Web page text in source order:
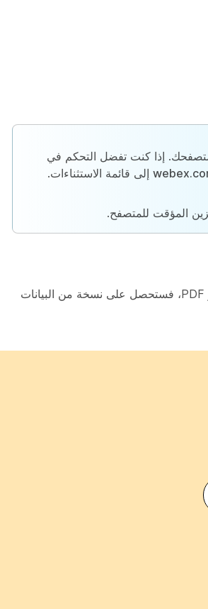
إذا كنت تفضل التحكم في
إلى قائمة الاستثناءات.
المؤقت للمتصفح.
إذا اخترت CSV، فستقوم بتصدير جميع البيانات الخاصة بالمخطط المحدد. إذا قمت بتحديد PNG أو PDF، فستحصل على نسخة من البيانات